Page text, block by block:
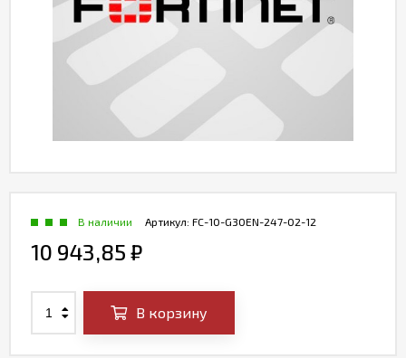
Артикул: FC-10-G30EN-247-02-12
В наличии
10 943,85 ₽
В корзину